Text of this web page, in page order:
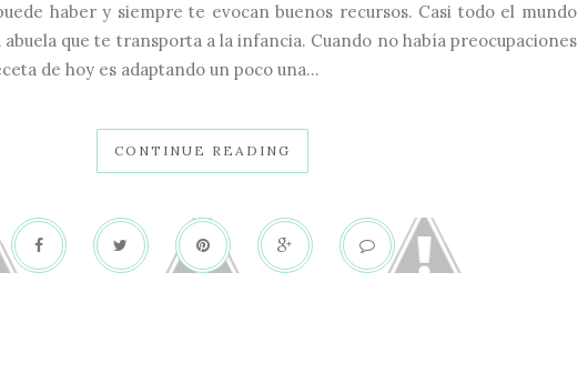
haber y siempre te evocan buenos recursos. Casi todo el mundo
que te transporta a la infancia. Cuando no había preocupaciones
de hoy es adaptando un poco una...
CONTINUE READING